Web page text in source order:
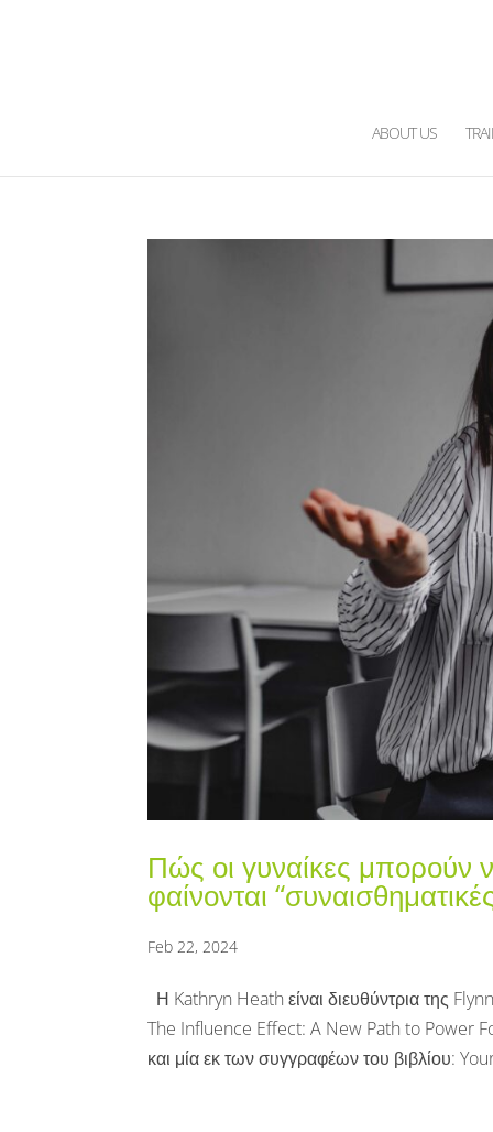
ABOUT US
Πώς οι γυναίκες μπορούν
φαίνονται
Feb 22, 2024
Η Kathryn Heath είναι διευθύντρια της
The Influence Effect: A New Path to Power
και μία εκ των συγγραφέων του βιβλίου: